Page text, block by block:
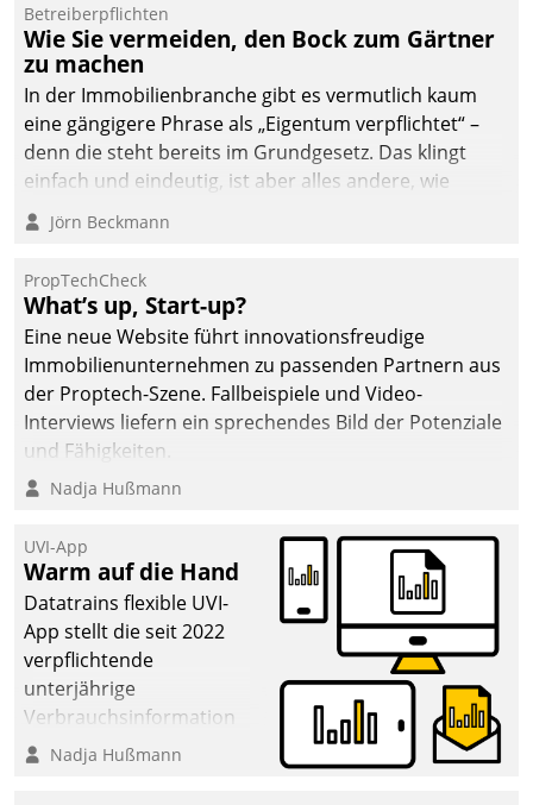
Betreiberpflichten
Wie Sie vermeiden, den Bock zum Gärtner
zu machen
In der Immobilienbranche gibt es vermutlich kaum
eine gängigere Phrase als „Eigentum verpflichtet“ –
denn die steht bereits im Grundgesetz. Das klingt
einfach und eindeutig, ist aber alles andere, wie
Branchenbeschäftigte wissen. Denn mit der
Verantwortung folgen Verpflichtungen.
Jörn Beckmann
PropTechCheck
What’s up, Start-up?
Eine neue Website führt innovationsfreudige
Immobilienunternehmen zu passenden Partnern aus
der Proptech-Szene. Fallbeispiele und Video-
Interviews liefern ein sprechendes Bild der Potenziale
und Fähigkeiten.
Nadja Hußmann
UVI-App
Warm auf die Hand
Datatrains flexible UVI-
App stellt die seit 2022
verpflichtende
unterjährige
Verbrauchsinformation
schnell, zuverlässig und
Nadja Hußmann